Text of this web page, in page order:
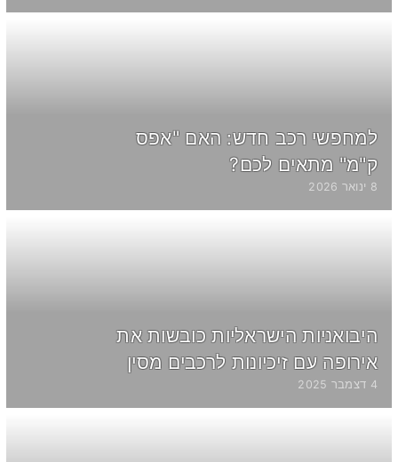
למחפשי רכב חדש: האם "אפס
ק"מ" מתאים לכם?
8 ינואר 2026
היבואניות הישראליות כובשות את
אירופה עם זיכיונות לרכבים מסין
4 דצמבר 2025